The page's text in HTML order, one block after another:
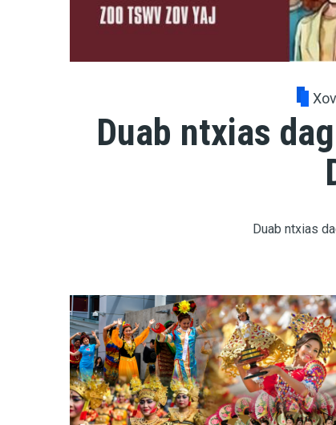
Duab ntxias
Duab ntxias